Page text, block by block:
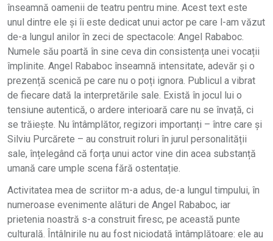
înseamnă oamenii de teatru pentru mine. Acest text este
unul dintre ele și îi este dedicat unui actor pe care l-am văzut
de-a lungul anilor în zeci de spectacole: Angel Rababoc.
Numele său poartă în sine ceva din consistența unei vocații
împlinite. Angel Rababoc înseamnă intensitate, adevăr și o
prezență scenică pe care nu o poți ignora. Publicul a vibrat
de fiecare dată la interpretările sale. Există în jocul lui o
tensiune autentică, o ardere interioară care nu se învață, ci
se trăiește. Nu întâmplător, regizori importanți – între care și
Silviu Purcărete – au construit roluri în jurul personalității
sale, înțelegând că forța unui actor vine din acea substanță
umană care umple scena fără ostentație.
Activitatea mea de scriitor m-a adus, de-a lungul timpului, în
numeroase evenimente alături de Angel Rababoc, iar
prietenia noastră s-a construit firesc, pe această punte
culturală. Întâlnirile nu au fost niciodată întâmplătoare: ele au